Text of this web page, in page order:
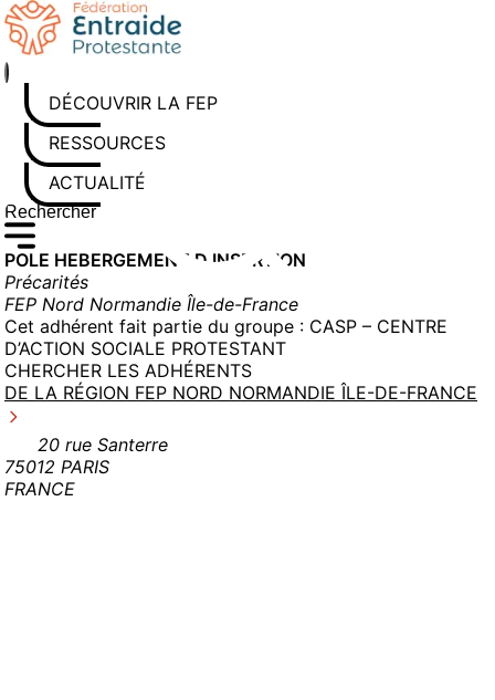
Aller
au
contenu
DÉCOUVRIR LA FEP
RESSOURCES
ACTUALITÉS
Rechercher sur le site
Saisissez au moins 3 caractères pour lancer la recherche
POLE HEBERGEMENT D INSERTION
Précarités
FEP Nord Normandie Île-de-France
Cet adhérent fait partie du groupe : CASP – CENTRE
D’ACTION SOCIALE PROTESTANT
CHERCHER LES ADHÉRENTS
DE LA RÉGION FEP NORD NORMANDIE ÎLE-DE-FRANCE
20 rue Santerre
75012 PARIS
FRANCE